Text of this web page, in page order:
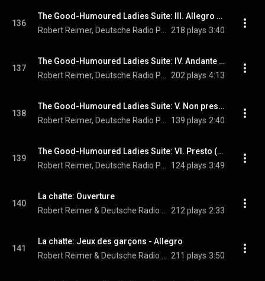
136
The Good-Humoured Ladies Suite: III. Allegro (Arr. V. Tommasini for Orchestra)
218 plays 3:40
137
The Good-Humoured Ladies Suite: IV. Andante (Arr. V. Tommasini for Orchestra)
202 plays 4:13
138
The Good-Humoured Ladies Suite: V. Non presto, in tempo di ballo (Arr. V. Tommasini for Orchestra)
139 plays 2:40
139
The Good-Humoured Ladies Suite: VI. Presto (Arr. V. Tommasini for Orchestra)
124 plays 3:49
140
La chatte: Ouverture
212 plays 2:33
141
La chatte: Jeux des garçons - Allegro
211 plays 3:50